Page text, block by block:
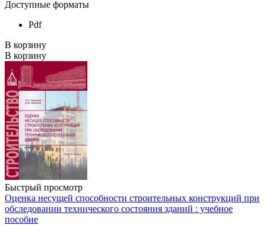
Доступные форматы
Pdf
В корзину
В корзину
Быстрый просмотр
Оценка несущей способности строительных конструкций при
обследовании технического состояния зданий : учебное
пособие